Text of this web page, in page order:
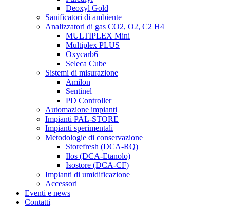
Deoxyl Gold
Sanificatori di ambiente
Analizzatori di gas CO2, O2, C2 H4
MULTIPLEX Mini
Multiplex PLUS
Oxycarb6
Seleca Cube
Sistemi di misurazione
Amilon
Sentinel
PD Controller
Automazione impianti
Impianti PAL-STORE
Impianti sperimentali
Metodologie di conservazione
Storefresh (DCA-RQ)
Ilos (DCA-Etanolo)
Isostore (DCA-CF)
Impianti di umidificazione
Accessori
Eventi e news
Contatti